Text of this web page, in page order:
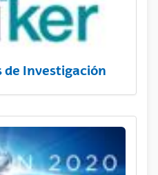
de Investigación